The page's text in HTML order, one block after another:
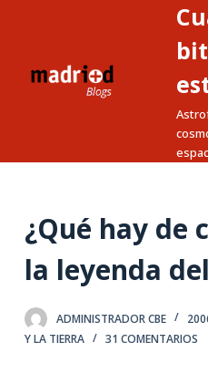
a
o
n
n
¿Qué hay de
la leyenda
ADMINISTRADOR CBE
Y LA TIERRA
31 COMENTARIOS